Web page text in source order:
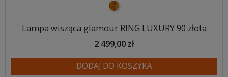
złoty
Lampa wisząca glamour RING LUXURY 90 złota
2 499,00 zł
DODAJ DO KOSZYKA